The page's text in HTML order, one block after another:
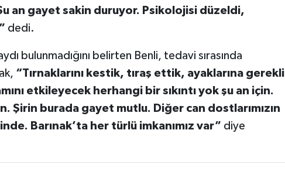
an gayet sakin duruyor. Psikolojisi düzeldi,
dedi.
bulunmadığını belirten Benli, tedavi sırasında
“Tırnaklarını kestik, tıraş ettik, ayaklarına gerekli
etkileyecek herhangi bir sıkıntı yok şu an için.
Şirin burada gayet mutlu. Diğer can dostlarımızın
Barınak’ta her türlü imkanımız var” diye